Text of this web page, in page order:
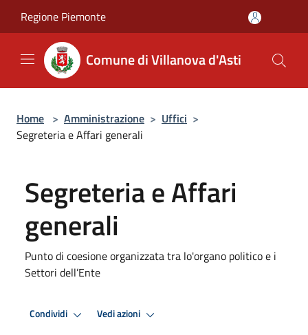
Regione Piemonte
Comune di Villanova d'Asti
Home > Amministrazione > Uffici >
Segreteria e Affari generali
Segreteria e Affari
generali
Punto di coesione organizzata tra lo'organo politico e i
Settori dell’Ente
Condividi Vedi azioni